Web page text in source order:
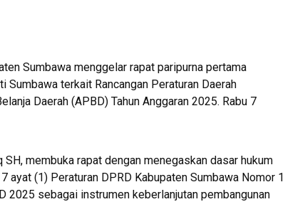
Sumbawa menggelar rapat paripurna pertama
Sumbawa terkait Rancangan Peraturan Daerah
Daerah (APBD) Tahun Anggaran 2025. Rabu 7
membuka rapat dengan menegaskan dasar hukum
ayat (1) Peraturan DPRD Kabupaten Sumbawa Nomor 1
2025 sebagai instrumen keberlanjutan pembangunan